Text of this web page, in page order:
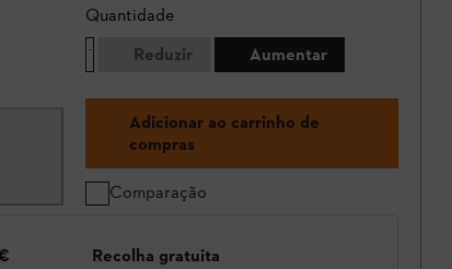
Quantidade
Reduzir
Aumentar
Adicionar ao carrinho de
compras
Comparação
Recolha gratuita